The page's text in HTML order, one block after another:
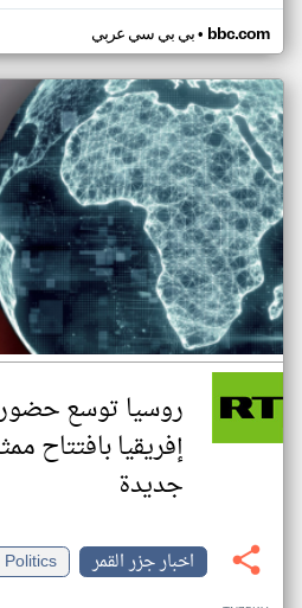
بي بي سي عربي• bbc.com
روسيا توسع
جديدة
اخبار جزر القمر
Politics